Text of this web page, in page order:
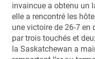
invaincue a obtenu un
elle a rencontré les
une victoire de 26-7 en
par trois touchés et
la Saskatchewan a